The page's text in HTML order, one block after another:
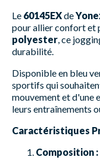
Le 60145EXde
pour allier confort et
polyester , ce
durabilité.
Disponible en bleu
sportifs qui
mouvement et d'une
leurs entraînements
Caractéristiques
Composition :